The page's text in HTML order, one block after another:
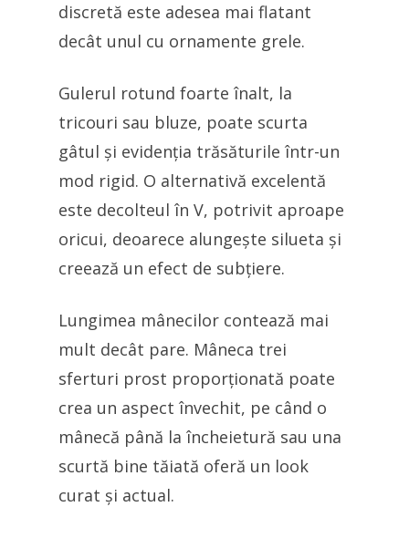
discretă este adesea mai flatant
decât unul cu ornamente grele.
Gulerul rotund foarte înalt, la
tricouri sau bluze, poate scurta
gâtul și evidenția trăsăturile într-un
mod rigid. O alternativă excelentă
este decolteul în V, potrivit aproape
oricui, deoarece alungește silueta și
creează un efect de subțiere.
Lungimea mânecilor contează mai
mult decât pare. Mâneca trei
sferturi prost proporționată poate
crea un aspect învechit, pe când o
mânecă până la încheietură sau una
scurtă bine tăiată oferă un look
curat și actual.